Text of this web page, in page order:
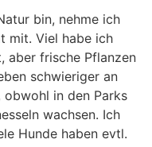
bin, neh­me ich
mit. Viel habe ich
aber fri­sche Pflan­zen
schwie­ri­ger an
obwohl in den Parks
wach­sen. Ich
Hun­de haben evtl.